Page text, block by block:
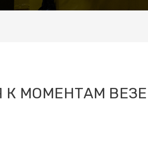
МОМЕНТАМ